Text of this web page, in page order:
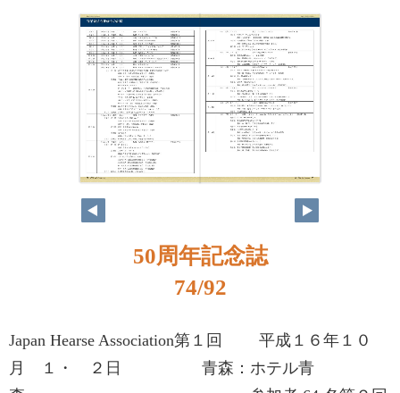
50周年記念誌
74/92
Japan Hearse Association第１回 平成１６年１０
月 １・ ２日 青森：ホテル青